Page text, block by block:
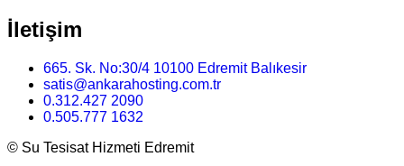
İletişim
665. Sk. No:30/4 10100 Edremit Balıkesir
satis@ankarahosting.com.tr
0.312.427 2090
0.505.777 1632
© Su Tesisat Hizmeti Edremit